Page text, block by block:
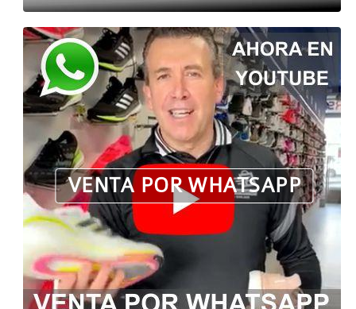
VENTA POR WHATSAPP